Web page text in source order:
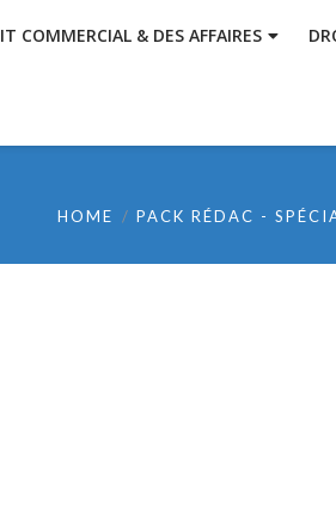
COMMERCIAL & DES AFFAIRES
HOME PACK RÉDAC -